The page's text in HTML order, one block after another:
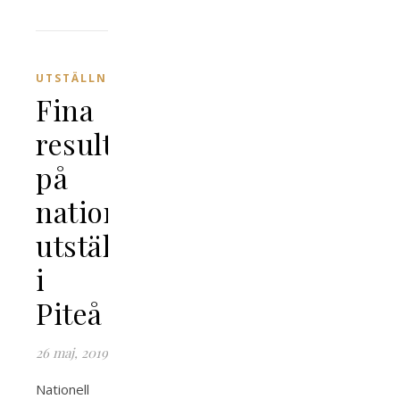
UTSTÄLLNING
Fina
resultat
på
nationell
utställning
i
Piteå
26 maj, 2019
Nationell